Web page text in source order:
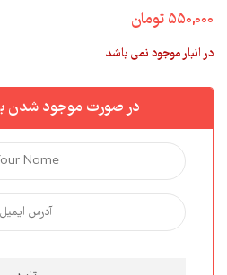
550,000 تومان
در انبار موجود نمی باشد
در صورت موجود شدن